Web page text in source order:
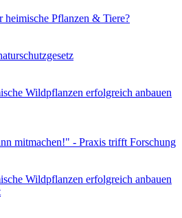
heimische Pflanzen & Tiere?
Wildpflanzen erfolgreich anbauen
mitmachen!" - Praxis trifft Forschung
Wildpflanzen erfolgreich anbauen